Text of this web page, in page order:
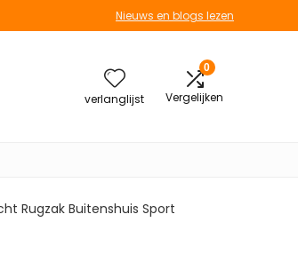
Nieuws en blogs lezen
verlanglijst
0
Vergelijken
Rugzak Buitenshuis Sport